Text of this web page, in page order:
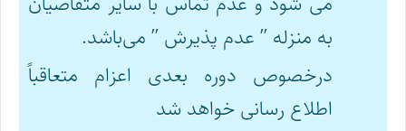
به منزله ” عدم پذیرش ” می‌باشد.
درخصوص دوره بعدی اعزام متعاقباً
اطلاع رسانی خواهد شد